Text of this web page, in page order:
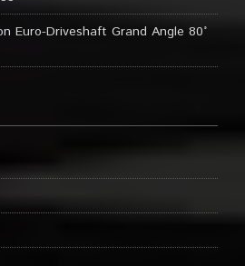
Euro-Driveshaft Grand Angle 80°